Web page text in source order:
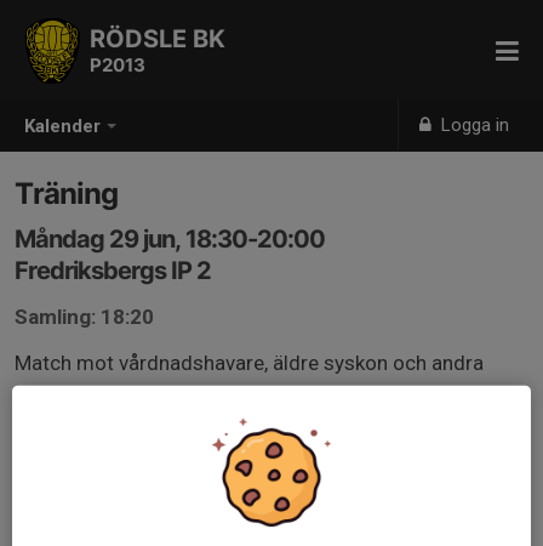
Kalender Logga in
RÖDSLE BK
P2013
Träning
Måndag 29 jun, 18:30-20:00
Fredriksbergs IP 2
Samling: 18:20
Match mot vårdnadshavare, äldre syskon och andra
vuxna.
Skriv i anmälan hur många ni blir, kvällen avslutas med
glass och fika uppe på altanen.